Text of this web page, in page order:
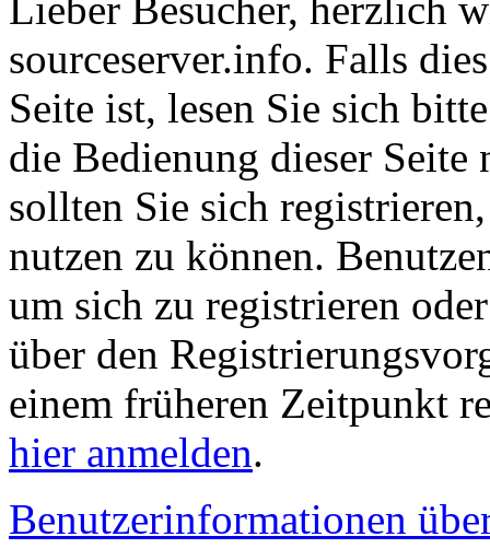
sourceserver.info. Falls
Seite ist, lesen Sie sich
die Bedienung dieser Seite
sollten Sie sich
nutzen zu können.
um sich zu registrieren
über den
einem früheren Zeitpunkt
hier anmelden.
Benutzerinformationen